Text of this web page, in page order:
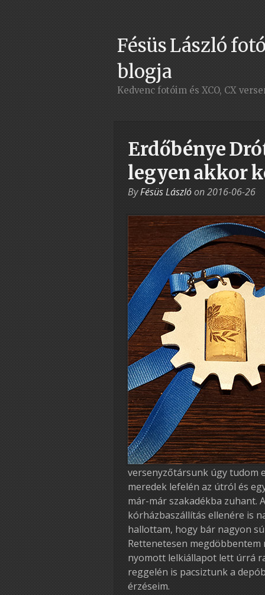
Fésüs László
blogja
Kedvenc fotóim és XCO, CX
Erdőbénye
legyen akkor
ByFésüs Lászlóon2016-06-26
versenyzőtársunk úgy tudom
meredek lefelén az útról és
már-már szakadékba zuhant.
kórházbaszállítás ellenére is
hallottam, hogy bár nagyon
Rettenetesen
nyomott lelkiállapot lett úrrá
reggelén is pacsiztunk a
érzéseim.